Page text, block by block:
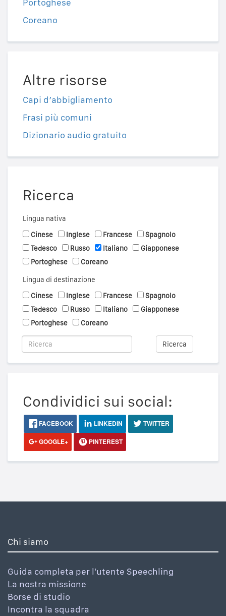
Portoghese
Coreano
Altre risorse
Capi d’abbigliamento
Frasi più comuni
Dizionario audio gratuito
Ricerca
Lingua nativa
Cinese
Inglese Francese
Spagnolo
Tedesco
Russo Italiano
Giapponese
Portoghese
Coreano
Lingua di destinazione
Cinese
Inglese Francese
Spagnolo
Tedesco
Russo Italiano
Giapponese
Portoghese
Coreano
Ricerca
Condividici sui social:
FACEBOOK LINKEDIN
TWITTER
GOOGLE+
PINTEREST
Chi siamo
Guida completa per l'utente Speechling
La nostra missione
Borse di studio
Incontra la squadra